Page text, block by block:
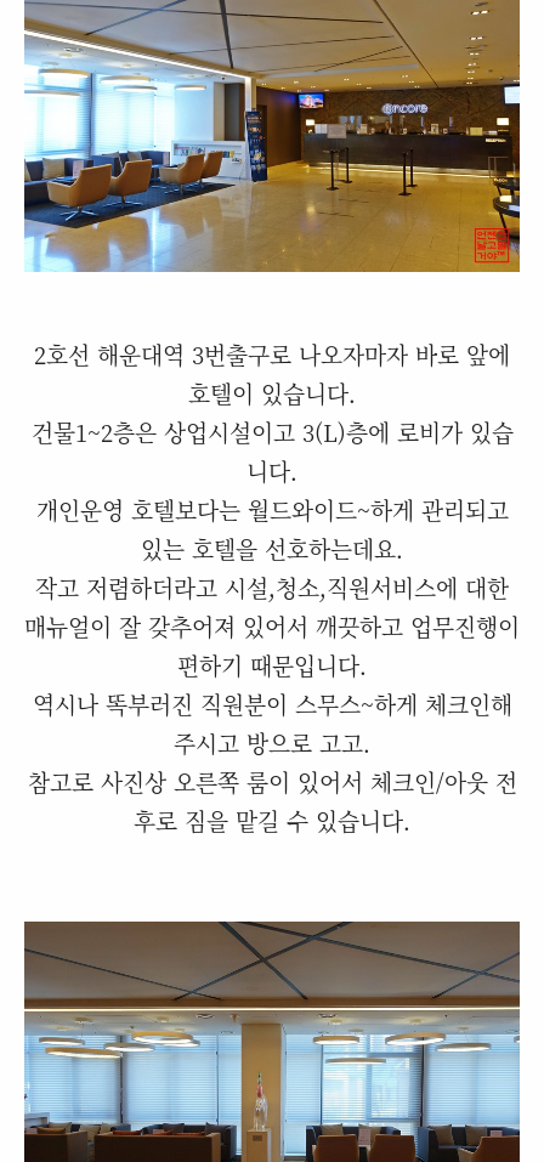
2호선 해운대역 3번출구로 나오자마자 바로 앞에
호텔이 있습니다.
건물1~2층은 상업시설이고 3(L)층에 로비가 있습
니다.
개인운영 호텔보다는 월드와이드~하게 관리되고
있는 호텔을 선호하는데요.
작고 저렴하더라고 시설,청소,직원서비스에 대한
매뉴얼이 잘 갖추어져 있어서 깨끗하고 업무진행이
편하기 때문입니다.
역시나 똑부러진 직원분이 스무스~하게 체크인해
주시고 방으로 고고.
참고로 사진상 오른쪽 룸이 있어서 체크인/아웃 전
후로 짐을 맡길 수 있습니다.